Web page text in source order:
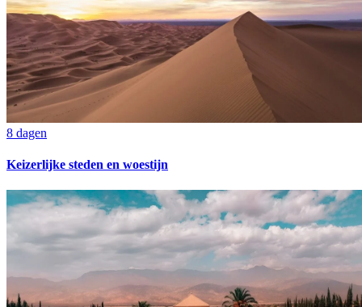
8 dagen
Keizerlijke steden en woestijn